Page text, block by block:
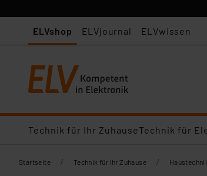
ELVshop ELVjournal ELVwissen
Technik für Ihr ZuhauseTechnik für
Startseite / Technik für Ihr Zuhause /